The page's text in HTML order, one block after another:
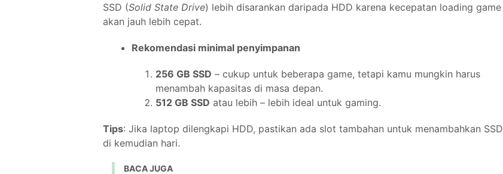
SSD (Solid State Drive) lebih disarankan daripada HDD karena kecepatan loading game
akan jauh lebih cepat.
Rekomendasi minimal penyimpanan
256 GB SSD – cukup untuk beberapa game, tetapi kamu mungkin harus
menambah kapasitas di masa depan.
512 GB SSD atau lebih – lebih ideal untuk gaming.
Tips: Jika laptop dilengkapi HDD, pastikan ada slot tambahan untuk menambahkan SSD
di kemudian hari.
BACA JUGA